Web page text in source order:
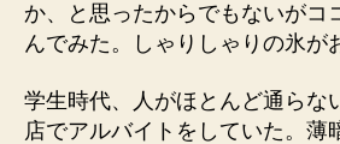
か、と思ったからでもないがコ
んでみた。しゃりしゃりの氷が
学生時代、人がほとんど通らな
店でアルバイトをしていた。薄